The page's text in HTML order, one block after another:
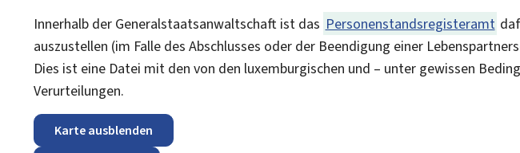
Innerhalb der Generalstaatsanwaltschaft ist das Personenstandsregisteramt
auszustellen (im Falle des Abschlusses oder der Beendigung einer
Dies ist eine Datei mit den von den luxemburgischen und – unter gewissen
Verurteilungen.
Karte ausblenden